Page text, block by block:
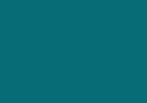
både till